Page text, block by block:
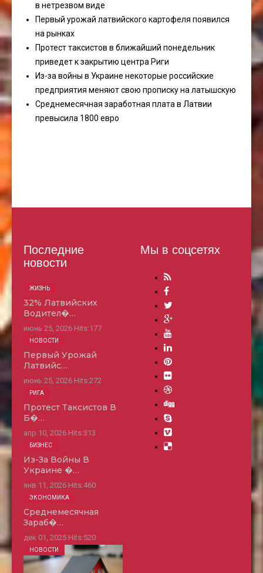
в нетрезвом виде
Первый урожай латвийского картофеля появился
на рынках
Протест таксистов в ближайший понедельник
приведет к закрытию центра Риги
Из-за войны в Украине некоторые российские
предприятия меняют свою прописку на латышскую
Среднемесячная заработная плата в Латвии
превысила 1800 евро
Последние
новости
32% Латвийских
Водител�…
июнь 25, 2026 Hits:177
ЖИЗНЬ
Первый Урожай
Латвийс…
июнь 25, 2026 Hits:272
НОВОСТИ
Протест Таксистов В
Б�…
апр 10, 2026 Hits:313
РИГА
Из-За Войны В
Украине �…
янв 11, 2026 Hits:460
БИЗНЕС
Среднемесячная
Зараб�…
дек 01, 2025 Hits:520
ЭКОНОМИКА
НОВОСТИ
Мы в соцсетях